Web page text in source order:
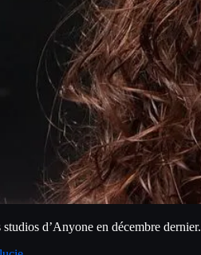
d’Anyone en décembre dernier.